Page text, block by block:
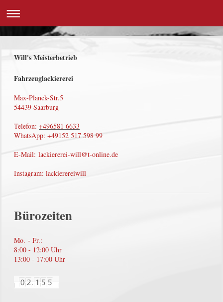
Will's Meisterbetrieb
Fahrzeuglackiererei
Max-Planck-Str.5
54439 Saarburg
Telefon: +496581 6633
WhatsApp: +49152 517 598 99
E-Mail: lackiererei-will@t-online.de
Instagram: lackierereiwill
Bürozeiten
Mo. - Fr.:
8:00 - 12:00 Uhr
13:00 - 17:00 Uhr